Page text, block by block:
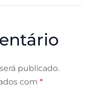
publicado.
com *